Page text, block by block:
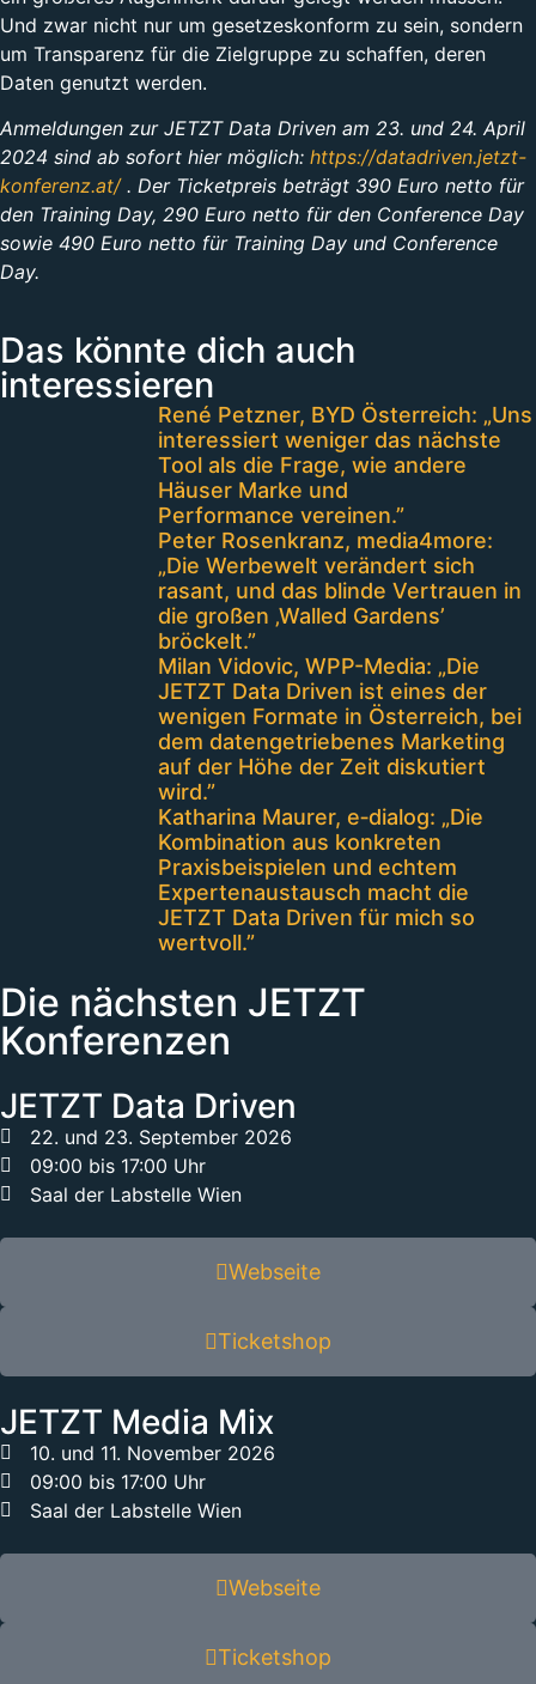
Und zwar nicht nur um gesetzeskonform zu sein, sondern
um Transparenz für die Zielgruppe zu schaffen, deren
Daten genutzt werden.
Anmeldungen zur JETZT Data Driven am 23. und 24. April
2024 sind ab sofort hier möglich: https://datadriven.jetzt-
konferenz.at/. Der Ticketpreis beträgt 390 Euro netto für
den Training Day, 290 Euro netto für den Conference Day
sowie 490 Euro netto für Training Day und Conference
Day.
Das könnte dich auch
interessieren
René Petzner, BYD Österreich: „Uns
interessiert weniger das nächste
Tool als die Frage, wie andere
Häuser Marke und
Performance vereinen.”
Peter Rosenkranz, media4more:
„Die Werbewelt verändert sich
rasant, und das blinde Vertrauen in
die großen ‚Walled Gardens’
bröckelt.”
Milan Vidovic, WPP-Media: „Die
JETZT Data Driven ist eines der
wenigen Formate in Österreich, bei
dem datengetriebenes Marketing
auf der Höhe der Zeit diskutiert
wird.”
Katharina Maurer, e‑dialog: „Die
Kombination aus konkreten
Praxisbeispielen und echtem
Expertenaustausch macht die
JETZT Data Driven für mich so
wertvoll.”
Die nächsten JETZT
Konferenzen
JETZT Data Driven
22. und 23. September 2026
09:00 bis 17:00 Uhr
Saal der Labstelle Wien
Webseite
Ticketshop
JETZT Media Mix
10. und 11. November 2026
09:00 bis 17:00 Uhr
Saal der Labstelle Wien
Webseite
Ticketshop